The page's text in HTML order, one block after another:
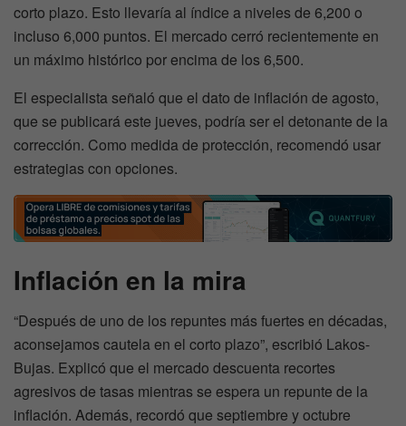
corto plazo. Esto llevaría al índice a niveles de 6,200 o
incluso 6,000 puntos. El mercado cerró recientemente en
un máximo histórico por encima de los 6,500.
El especialista señaló que el dato de inflación de agosto,
que se publicará este jueves, podría ser el detonante de la
corrección. Como medida de protección, recomendó usar
estrategias con opciones.
Inflación en la mira
“Después de uno de los repuntes más fuertes en décadas,
aconsejamos cautela en el corto plazo”, escribió Lakos-
Bujas. Explicó que el mercado descuenta recortes
agresivos de tasas mientras se espera un repunte de la
inflación. Además, recordó que septiembre y octubre